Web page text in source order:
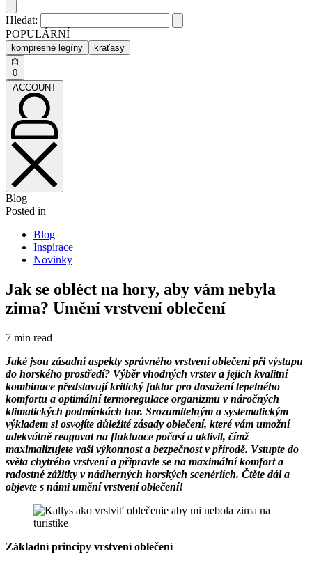
Hledat:
POPULÁRNÍ
kompresné legíny kraťasy
0
ACCOUNT
Blog
Posted in
Blog
Inspirace
Novinky
Jak se obléct na hory, aby vám nebyla
zima? Umění vrstvení oblečení
7 min read
Jaké jsou zásadní aspekty správného vrstvení oblečení při výstupu
do horského prostředí? Výběr vhodných vrstev a jejich kvalitní
kombinace představují kritický faktor pro dosažení tepelného
komfortu a optimální termoregulace organizmu v náročných
klimatických podmínkách hor. Srozumitelným a systematickým
výkladem si osvojíte důležité zásady oblečení, které vám umožní
adekvátně reagovat na fluktuace počasí a aktivit, čímž
maximalizujete vaši výkonnost a bezpečnost v přírodě. Vstupte do
světa chytrého vrstvení a připravte se na maximální komfort a
radostné zážitky v nádherných horských scenériích. Čtěte dál a
objevte s námi umění vrstvení oblečení!
Základní principy vrstvení oblečení